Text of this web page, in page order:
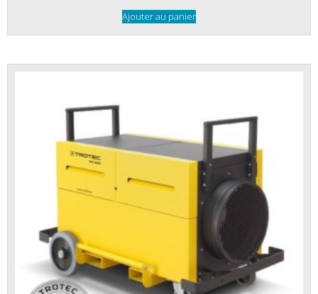
Ajouter au panier